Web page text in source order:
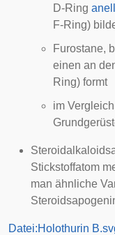
D-Ring
F-Ring)
Furostane,
einen an
Ring) formt
im
Stickstoffatom
man ähnliche
Datei:Holothurin